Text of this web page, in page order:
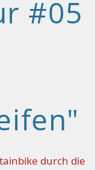
#05
durch die